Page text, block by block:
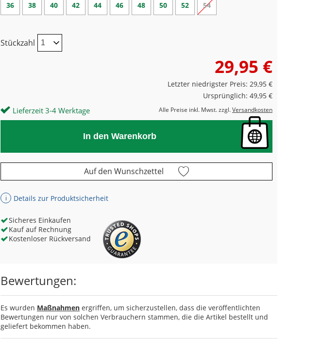
36 38 40 42 44 46 48 50 52 54
Stückzahl
29,95 €
Letzter niedrigster Preis: 29,95 €
Ursprünglich: 49,95 €
Alle Preise inkl. Mwst. zzgl.Versandkosten
Lieferzeit 3-4 Werktage
In den Warenkorb
Auf den Wunschzettel
ℹ Details zur Produktsicherheit
Sicheres Einkaufen
Kauf auf Rechnung
Kostenloser Rückversand
Bewertungen:
Es wurden Maßnahmen ergriffen, um sicherzustellen, dass die veröffentlichten
Bewertungen nur von solchen Verbrauchern stammen, die die Artikel bestellt und
geliefert bekommen haben.